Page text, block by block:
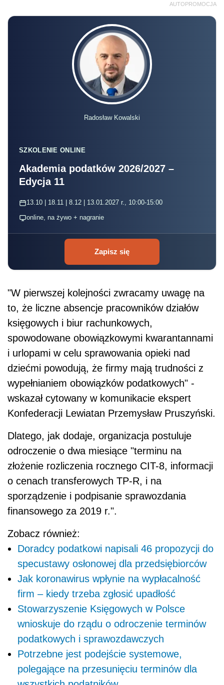
AUTOPROMOCJA
Radosław Kowalski
SZKOLENIE ONLINE
Akademia podatków 2026/2027 –
Edycja 11
13.10 | 18.11 | 8.12 | 13.01.2027 r., 10:00-15:00
online, na żywo + nagranie
Zapisz się
"W pierwszej kolejności zwracamy uwagę na
to, że liczne absencje pracowników działów
księgowych i biur rachunkowych,
spowodowane obowiązkowymi kwarantannami
i urlopami w celu sprawowania opieki nad
dziećmi powodują, że firmy mają trudności z
wypełnianiem obowiązków podatkowych" -
wskazał cytowany w komunikacie ekspert
Konfederacji Lewiatan Przemysław Pruszyński.
Dlatego, jak dodaje, organizacja postuluje
odroczenie o dwa miesiące "terminu na
złożenie rozliczenia rocznego CIT-8, informacji
o cenach transferowych TP-R, i na
sporządzenie i podpisanie sprawozdania
finansowego za 2019 r.".
Zobacz również:
Doradcy podatkowi napisali 46 propozycji do
specustawy osłonowej dla przedsiębiorców
Jak koronawirus wpłynie na wypłacalność
firm – kiedy trzeba zgłosić upadłość
Stowarzyszenie Księgowych w Polsce
wnioskuje do rządu o odroczenie terminów
podatkowych i sprawozdawczych
Potrzebne jest podejście systemowe,
polegające na przesunięciu terminów dla